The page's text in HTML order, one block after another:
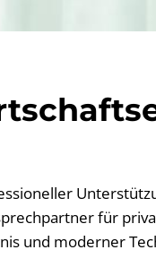
für
und moderner